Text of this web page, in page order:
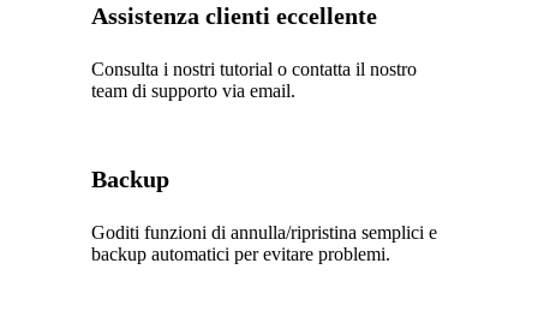
Assistenza clienti eccellente
Consulta i nostri tutorial o contatta il nostro
team di supporto via email.
Backup
Goditi funzioni di annulla/ripristina semplici e
backup automatici per evitare problemi.